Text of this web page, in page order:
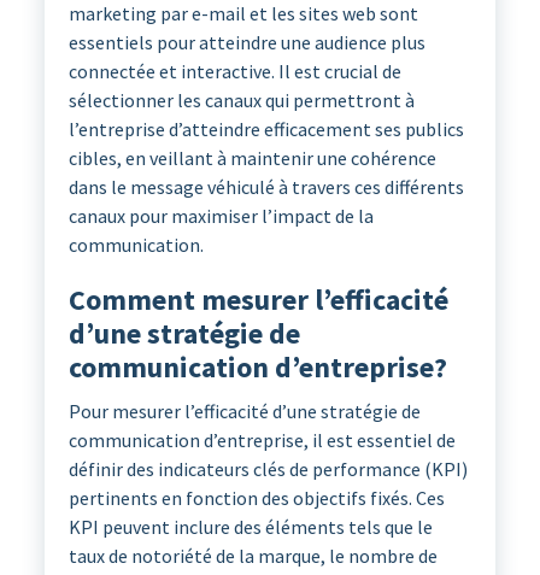
marketing par e-mail et les sites web sont
essentiels pour atteindre une audience plus
connectée et interactive. Il est crucial de
sélectionner les canaux qui permettront à
l’entreprise d’atteindre efficacement ses publics
cibles, en veillant à maintenir une cohérence
dans le message véhiculé à travers ces différents
canaux pour maximiser l’impact de la
communication.
Comment mesurer l’efficacité
d’une stratégie de
communication d’entreprise?
Pour mesurer l’efficacité d’une stratégie de
communication d’entreprise, il est essentiel de
définir des indicateurs clés de performance (KPI)
pertinents en fonction des objectifs fixés. Ces
KPI peuvent inclure des éléments tels que le
taux de notoriété de la marque, le nombre de